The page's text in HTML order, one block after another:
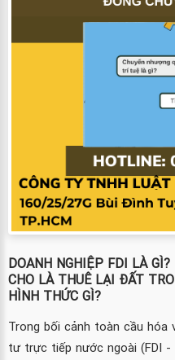
DOANH NGHIỆP FDI LÀ
CHO LÀ THUÊ LẠI ĐẤT
HÌNH THỨC GÌ?
Trong bối cảnh toàn cầu hóa
tư trực tiếp nước ngoài (FDI